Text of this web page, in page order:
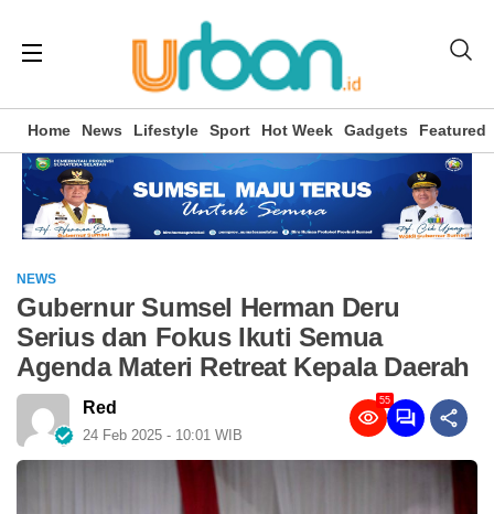
Home News Lifestyle Sport Hot Week Gadgets Featured
NEWS
Gubernur Sumsel Herman Deru
Serius dan Fokus Ikuti Semua
Agenda Materi Retreat Kepala Daerah
Red
24 Feb 2025 - 10:01 WIB
55